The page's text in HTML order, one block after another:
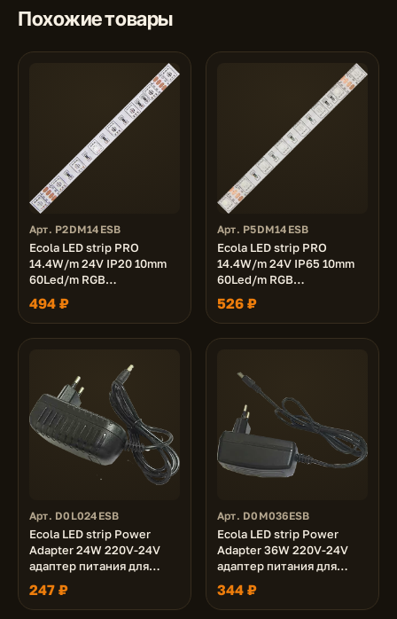
Похожие товары
Арт. P2DM14ESB
Ecola LED strip PRO
14.4W/m 24V IP20 10mm
60Led/m RGB
разноцветная
светодиодная лента на
катушке 5м.
494 ₽
Арт. P5DM14ESB
Ecola LED strip PRO
14.4W/m 24V IP65 10mm
60Led/m RGB
разноцветная
светодиодная лента на
катушке 5м.
526 ₽
Арт. D0L024ESB
Ecola LED strip Power
Adapter 24W 220V-24V
адаптер питания для
светодиодной ленты (на
вилке)
247 ₽
Арт. D0M036ESB
Ecola LED strip Power
Adapter 36W 220V-24V
адаптер питания для
светодиодной ленты (на
вилке)
344 ₽